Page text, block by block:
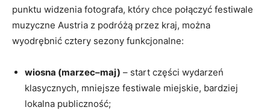
punktu widzenia fotografa, który chce połączyć festiwale
muzyczne Austria z podróżą przez kraj, można
wyodrębnić cztery sezony funkcjonalne:
wiosna (marzec–maj) – start części wydarzeń
klasycznych, mniejsze festiwale miejskie, bardziej
lokalna publiczność;